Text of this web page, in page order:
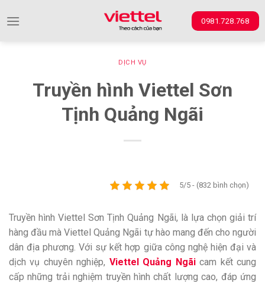
to
0981.728.768
DỊCH VỤ
Truyền hình Viettel Sơn
Tịnh Quảng Ngãi
5/5 - (832 bình chọn)
Truyền hình Viettel Sơn Tịnh Quảng Ngãi, là lựa chọn giải trí
hàng đầu mà Viettel Quảng Ngãi tự hào mang đến cho người
dân địa phương. Với sự kết hợp giữa công nghệ hiện đại và
dịch vụ chuyên nghiệp, Viettel Quảng Ngãicam kết cung
cấp những trải nghiệm truyền hình chất lượng cao, đáp ứng